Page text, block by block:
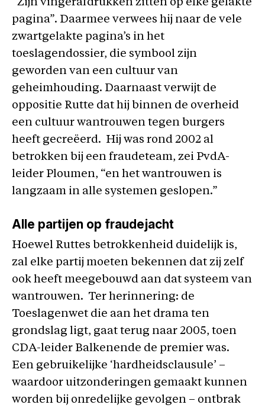
“Zijn vingerafdrukken zitten op elke gelakte
pagina”. Daarmee verwees hij naar de vele
zwartgelakte pagina’s in het
toeslagendossier, die symbool zijn
geworden van een cultuur van
geheimhouding. Daarnaast verwijt de
oppositie Rutte dat hij binnen de overheid
een cultuur wantrouwen tegen burgers
heeft gecreëerd. Hij was rond 2002 al
betrokken bij een fraudeteam, zei PvdA-
leider Ploumen, “en het wantrouwen is
langzaam in alle systemen geslopen.”
Alle partijen op fraudejacht
Hoewel Ruttes betrokkenheid duidelijk is,
zal elke partij moeten bekennen dat zij zelf
ook heeft meegebouwd aan dat systeem van
wantrouwen. Ter herinnering: de
Toeslagenwet die aan het drama ten
grondslag ligt, gaat terug naar 2005, toen
CDA-leider Balkenende de premier was.
Een gebruikelijke ‘hardheidsclausule’ –
waardoor uitzonderingen gemaakt kunnen
worden bij onredelijke gevolgen – ontbrak